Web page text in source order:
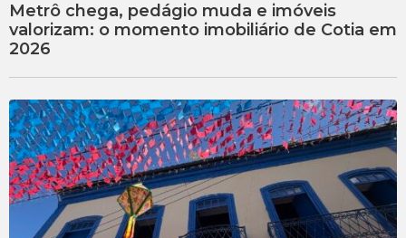
Metrô chega, pedágio muda e imóveis
valorizam: o momento imobiliário de Cotia em
2026